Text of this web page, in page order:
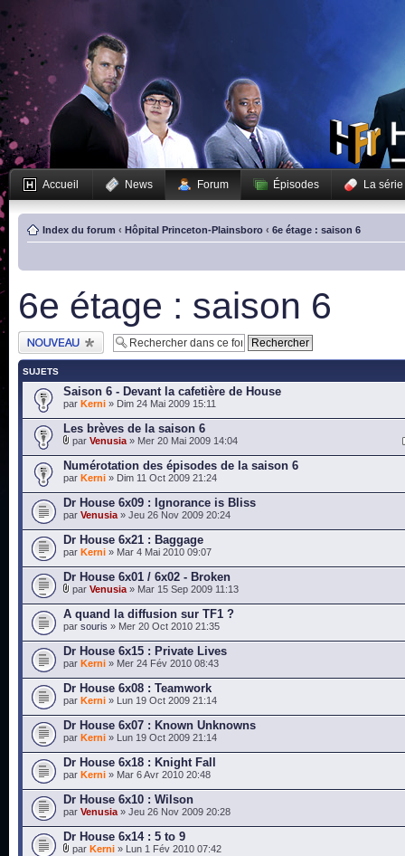
Accueil News Forum Épisodes La série
Index du forum ‹ Hôpital Princeton-Plainsboro ‹ 6e étage : saison 6
6e étage : saison 6
Publier un nouveau
sujet
SUJETS
Saison 6 - Devant la cafetière de House
par Kerni » Dim 24 Mai 2009 15:11
Les brèves de la saison 6
par Venusia » Mer 20 Mai 2009 14:04
Numérotation des épisodes de la saison 6
par Kerni » Dim 11 Oct 2009 21:24
Dr House 6x09 : Ignorance is Bliss
par Venusia » Jeu 26 Nov 2009 20:24
Dr House 6x21 : Baggage
par Kerni » Mar 4 Mai 2010 09:07
Dr House 6x01 / 6x02 - Broken
par Venusia » Mar 15 Sep 2009 11:13
A quand la diffusion sur TF1 ?
par souris » Mer 20 Oct 2010 21:35
Dr House 6x15 : Private Lives
par Kerni » Mer 24 Fév 2010 08:43
Dr House 6x08 : Teamwork
par Kerni » Lun 19 Oct 2009 21:14
Dr House 6x07 : Known Unknowns
par Kerni » Lun 19 Oct 2009 21:14
Dr House 6x18 : Knight Fall
par Kerni » Mar 6 Avr 2010 20:48
Dr House 6x10 : Wilson
par Venusia » Jeu 26 Nov 2009 20:28
Dr House 6x14 : 5 to 9
par Kerni » Lun 1 Fév 2010 07:42